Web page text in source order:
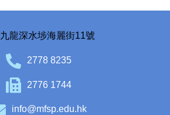
九龍深水埗海麗街11號
2778 8235
2776 1744
info@mfsp.edu.hk